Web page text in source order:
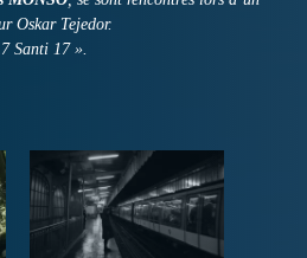
Oskar Tejedor.
Santi 17 ».